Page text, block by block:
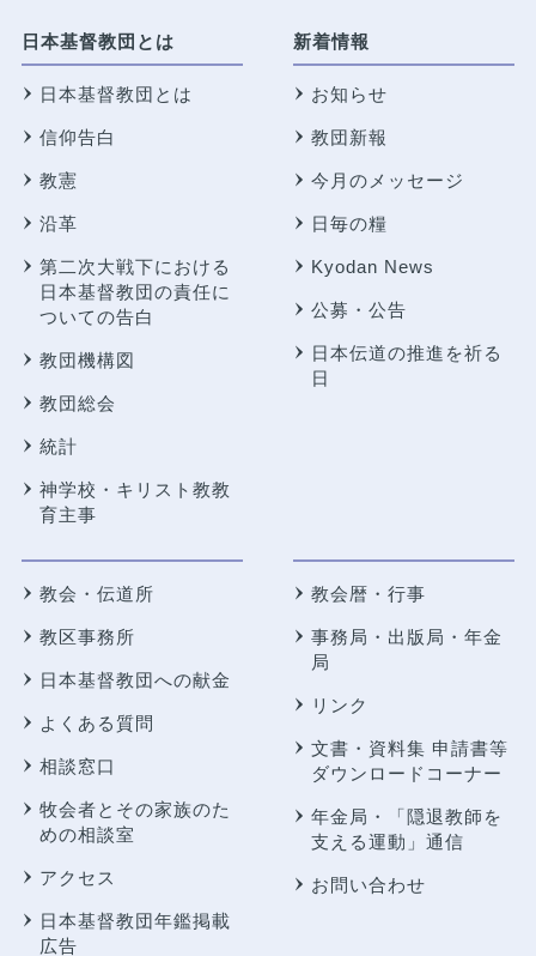
日本基督教団とは
日本基督教団とは
信仰告白
教憲
沿革
第二次大戦下における
日本基督教団の責任に
ついての告白
教団機構図
教団総会
統計
神学校・キリスト教教
育主事
新着情報
お知らせ
教団新報
今月のメッセージ
日毎の糧
Kyodan News
公募・公告
日本伝道の推進を祈る
日
教会・伝道所
教区事務所
日本基督教団への献金
よくある質問
相談窓口
牧会者とその家族のた
めの相談室
アクセス
日本基督教団年鑑掲載
広告
教会暦・行事
事務局・出版局・年金
局
リンク
文書・資料集 申請書等
ダウンロードコーナー
年金局・
「隠退教師を
支える運動」通信
お問い合わせ